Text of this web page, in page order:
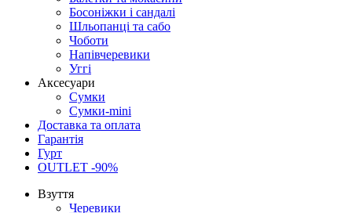
Босоніжки і сандалі
Шльопанці та сабо
Чоботи
Напівчеревики
Уггі
Аксесуари
Сумки
Сумки-mini
Доставка та оплата
Гарантія
Гурт
OUTLET -90%
Взуття
Черевики